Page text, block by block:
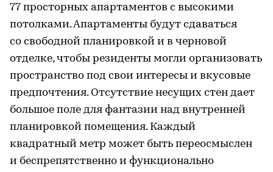
77 просторных апартаментов с высокими
потолками. Апартаменты будут сдаваться
со свободной планировкой и в черновой
отделке, чтобы резиденты могли организовать
пространство под свои интересы и вкусовые
предпочтения. Отсутствие несущих стен дает
большое поле для фантазии над внутренней
планировкой помещения. Каждый
квадратный метр может быть переосмыслен
и беспрепятственно и функционально